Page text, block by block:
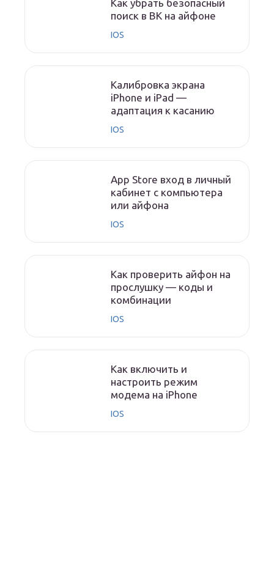
Как убрать безопасный
поиск в ВК на айфоне
IOS
Калибровка экрана
iPhone и iPad —
адаптация к касанию
IOS
App Store вход в личный
кабинет с компьютера
или айфона
IOS
Как проверить айфон на
прослушку — коды и
комбинации
IOS
Как включить и
настроить режим
модема на iPhone
IOS